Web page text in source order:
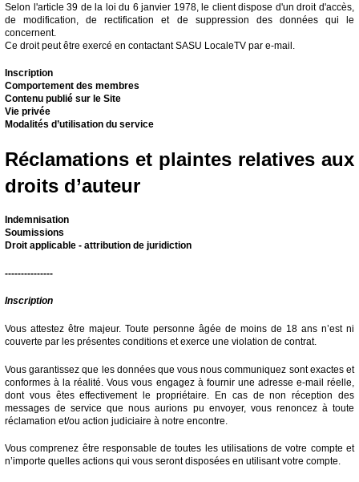
Selon l'article 39 de la loi du 6 janvier 1978, le client dispose d'un droit d'accès,
de modification, de rectification et de suppression des données qui le
concernent.
Ce droit peut être exercé en contactant SASU LocaleTV par e-mail.
Inscription
Comportement des membres
Contenu publié sur le Site
Vie privée
Modalités d’utilisation du service
Réclamations et plaintes relatives aux
droits d’auteur
Indemnisation
Soumissions
Droit applicable - attribution de juridiction
---------------
Inscription
Vous attestez être majeur. Toute personne âgée de moins de 18 ans n’est ni
couverte par les présentes conditions et exerce une violation de contrat.
Vous garantissez que les données que vous nous communiquez sont exactes et
conformes à la réalité. Vous vous engagez à fournir une adresse e-mail réelle,
dont vous êtes effectivement le propriétaire. En cas de non réception des
messages de service que nous aurions pu envoyer, vous renoncez à toute
réclamation et/ou action judiciaire à notre encontre.
Vous comprenez être responsable de toutes les utilisations de votre compte et
n’importe quelles actions qui vous seront disposées en utilisant votre compte.